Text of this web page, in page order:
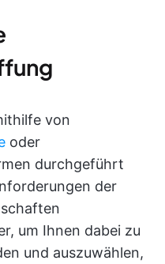
von
oder
durchgeführt
der
um Ihnen dabei zu
und auszuwählen,